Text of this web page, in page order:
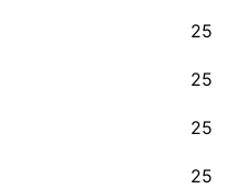
25
25
25
25